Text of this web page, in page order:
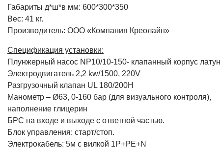
Габариты д*ш*в мм: 600*300*350
Вес: 41 кг.
Производитель: ООО «Компания Креолайн»
Спецификация установки:
Плунжерный насос NP10/10-150- клапанный корпус
Электродвигатель 2,2 kw/1500, 220V
Разгрузочный клапан UL 180/200Н
Манометр – Ø63, 0-160 бар (для визуального контроля),
наполнение глицерин
БРС на входе и выходе с ответной частью.
Блок управления: старт/стоп.
Электрокабель: 5м с вилкой 1Р+РЕ+N